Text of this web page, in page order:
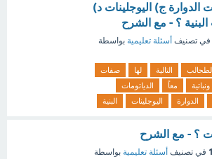
الدوارة ج) اليوجلينات د)
؟ - مع الشرح
في تصنيف أسئلة تعليمية بواسطة
التالية لها
صفات
ونباتية معاً
الدياتومات
الدوارة اليوجلينات البنية
؟ - مع الشرح
في تصنيف أسئلة تعليمية بواسطة